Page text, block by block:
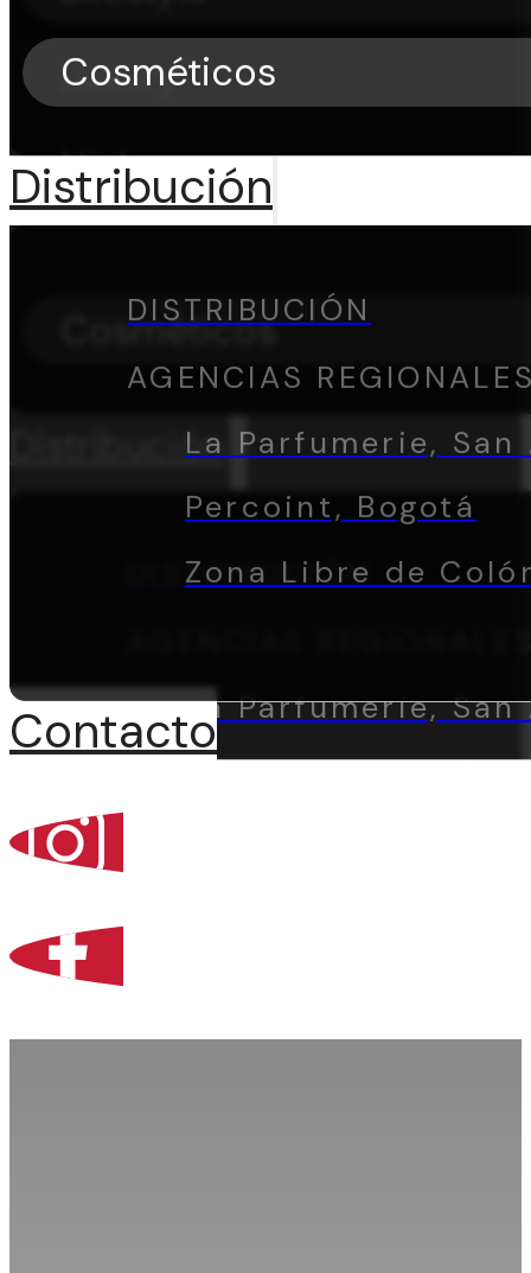
Luxury
Niche
Cosméticos
Distribución
DISTRIBUCIÓN
La Parfumerie,
Percoint, Bogotá
Contacto
Cosméticos
Distribución
DISTRIBUCIÓN
AGENCIAS
La Parfumerie,
Percoint, Bogotá
Zona Libre de
Contacto